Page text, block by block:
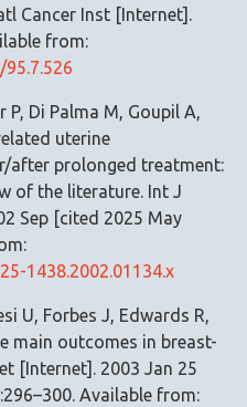
Cancer Inst [Internet].
from:
P, Di Palma M, Goupil A,
uterine
after prolonged treatment:
of the literature. Int J
Sep [cited 2025 May
1438.2002.01134.x
U, Forbes J, Edwards R,
main outcomes in breast-
[Internet]. 2003 Jan 25
Available from: